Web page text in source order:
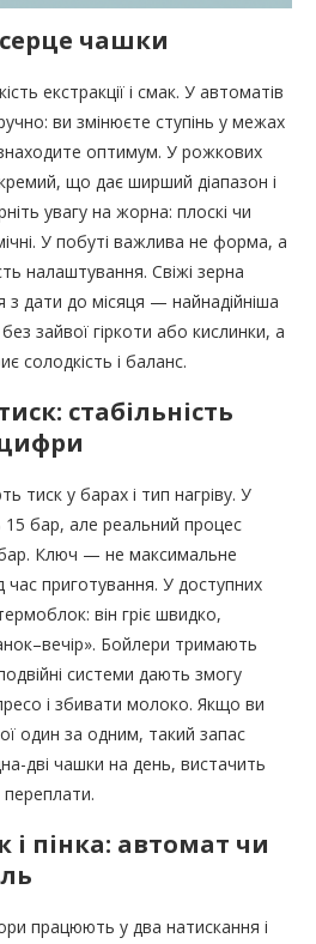
чашки
екстракції і смак. У автоматів
ви змінюєте ступінь у межах
знаходите оптимум. У рожкових
що дає ширший діапазон і
увагу на жорна: плоскі чи
У побуті важлива не форма, а
налаштування. Свіжі зерна
дати до місяця — найнадійніша
зайвої гіркоти або кислинки, а
солодкість і баланс.
стабільність
тиск у барах і тип нагріву. У
бар, але реальний процес
Ключ — не максимальне
час приготування. У доступних
він гріє швидко,
Бойлери тримають
системи дають змогу
і збивати молоко. Якщо ви
один за одним, такий запас
дві чашки на день, вистачить
пінка: автомат чи
працюють у два натискання і